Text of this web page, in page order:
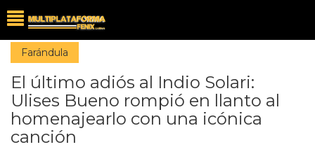
Farándula
El último adiós al Indio Solari:
Ulises Bueno rompió en llanto al
homenajearlo con una icónica
canción